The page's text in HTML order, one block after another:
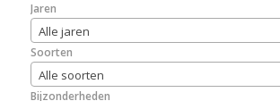
Jaren
Alle jaren
Soorten
Alle soorten
Bijzonderheden